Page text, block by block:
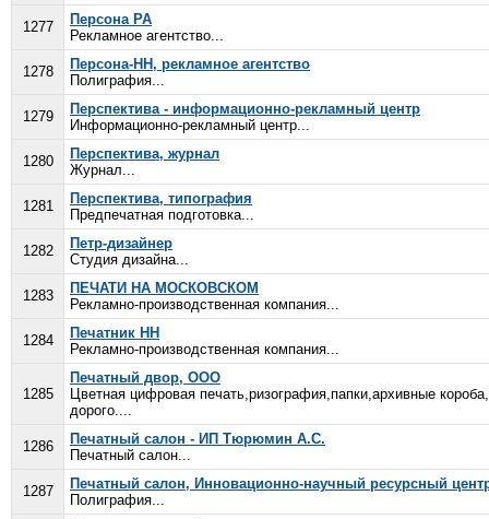
1277
Персона РА
Рекламное агентство...
1278
Персона-НН, рекламное агентство
Полиграфия...
1279
Перспектива - информационно-рекламный центр
Информационно-рекламный центр...
1280
Перспектива, журнал
Журнал...
1281
Перспектива, типография
Предпечатная подготовка...
1282
Петр-дизайнер
Студия дизайна...
1283
ПЕЧАТИ НА МОСКОВСКОМ
Рекламно-производственная компания...
1284
Печатник НН
Рекламно-производственная компания...
1285
Печатный двор, ООО
Цветная цифровая печать,ризография,папки,архивные
дорого....
1286
Печатный салон - ИП Тюрюмин А.С.
Печатный салон...
1287
Печатный салон, Инновационно-научный ресурсный
Полиграфия...